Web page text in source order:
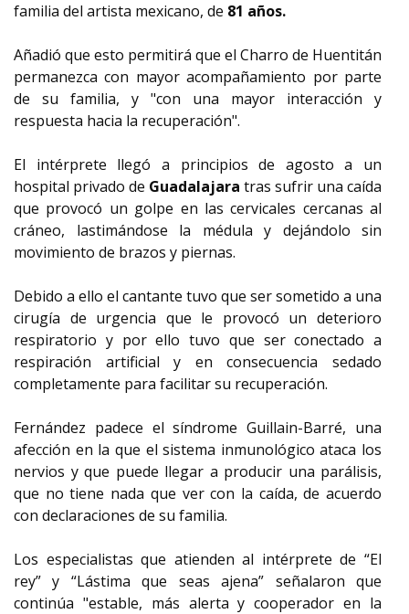
familia del artista mexicano, de 81 años.
Añadió que esto permitirá que el Charro de Huentitán
permanezca con mayor acompañamiento por parte
de su familia, y "con una mayor interacción y
respuesta hacia la recuperación".
El intérprete llegó a principios de agosto a un
hospital privado de Guadalajara tras sufrir una caída
que provocó un golpe en las cervicales cercanas al
cráneo, lastimándose la médula y dejándolo sin
movimiento de brazos y piernas.
Debido a ello el cantante tuvo que ser sometido a una
cirugía de urgencia que le provocó un deterioro
respiratorio y por ello tuvo que ser conectado a
respiración artificial y en consecuencia sedado
completamente para facilitar su recuperación.
Fernández padece el síndrome Guillain-Barré, una
afección en la que el sistema inmunológico ataca los
nervios y que puede llegar a producir una parálisis,
que no tiene nada que ver con la caída, de acuerdo
con declaraciones de su familia.
Los especialistas que atienden al intérprete de “El
rey” y “Lástima que seas ajena” señalaron que
continúa "estable, más alerta y cooperador en la